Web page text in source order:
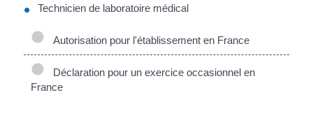
Technicien de laboratoire médical
Autorisation pour l'établissement en France
Déclaration pour un exercice occasionnel en
France